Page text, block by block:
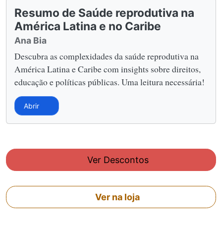
Resumo de Saúde reprodutiva na
América Latina e no Caribe
Ana Bia
Descubra as complexidades da saúde reprodutiva na
América Latina e Caribe com insights sobre direitos,
educação e políticas públicas. Uma leitura necessária!
Abrir
Ver Descontos
Ver na loja